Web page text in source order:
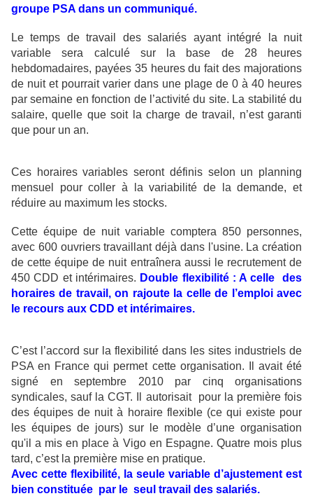
groupe PSA dans un communiqué.
Le temps de travail des salariés ayant intégré la nuit
variable sera calculé sur la base de 28 heures
hebdomadaires, payées 35 heures du fait des majorations
de nuit et pourrait varier dans une plage de 0 à 40 heures
par semaine en fonction de l’activité du site. La stabilité du
salaire, quelle que soit la charge de travail, n’est garanti
que pour un an.
Ces horaires variables seront définis selon un planning
mensuel pour coller à la variabilité de la demande, et
réduire au maximum les stocks.
Cette équipe de nuit variable comptera 850 personnes,
avec 600 ouvriers travaillant déjà dans l'usine. La création
de cette équipe de nuit entraînera aussi le recrutement de
450 CDD et intérimaires. Double flexibilité : A celle des
horaires de travail, on rajoute la celle de l’emploi avec
le recours aux CDD et intérimaires.
C’est l’accord sur la flexibilité dans les sites industriels de
PSA en France qui permet cette organisation. Il avait été
signé en septembre 2010 par cinq organisations
syndicales, sauf la CGT. Il autorisait pour la première fois
des équipes de nuit à horaire flexible (ce qui existe pour
les équipes de jours) sur le modèle d’une organisation
qu'il a mis en place à Vigo en Espagne. Quatre mois plus
tard, c’est la première mise en pratique.
Avec cette flexibilité, la seule variable d’ajustement est
bien constituée par le seul travail des salariés.